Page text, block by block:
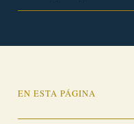
EN ESTA PÁGINA